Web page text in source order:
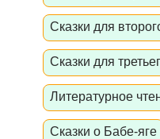
Сказки для
Сказки для
Литературное
Сказки о Бабе-яге